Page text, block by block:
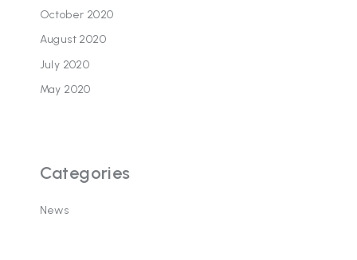
October 2020
August 2020
July 2020
May 2020
Categories
News